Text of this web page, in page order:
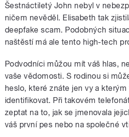
Šestnáctiletý John nebyl v
ničem nevěděl. Elisabeth tak
deepfake scam. Podobných
naštěstí má ale tento high-tech
Podvodníci můžou mít váš hlas,
vaše vědomosti. S rodinou si
heslo, které znáte jen vy a
identifikovat. Při takovém
zeptat na to, jak se jmenovala
váš první pes nebo na společné